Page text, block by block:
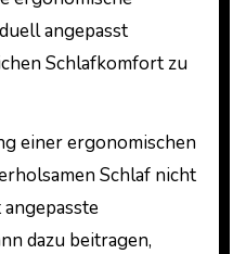
angepasst
Schlafkomfort zu
einer ergonomischen
Schlaf nicht
dazu beitragen,